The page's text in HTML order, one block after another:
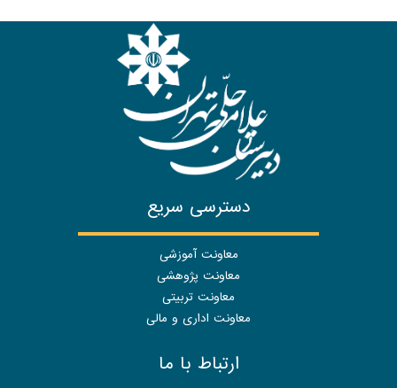
دسترسی سریع
معاونت آموزشی
معاونت پژوهشی
معاونت تربیتی
معاونت اداری و مالی
ارتباط با ما